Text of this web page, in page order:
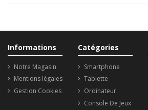
Informations
Notre Magasin
Mentions légales
Gestion Cookies
Catégories
Smartphone
Tablette
Ordinateur
Console De Jeux